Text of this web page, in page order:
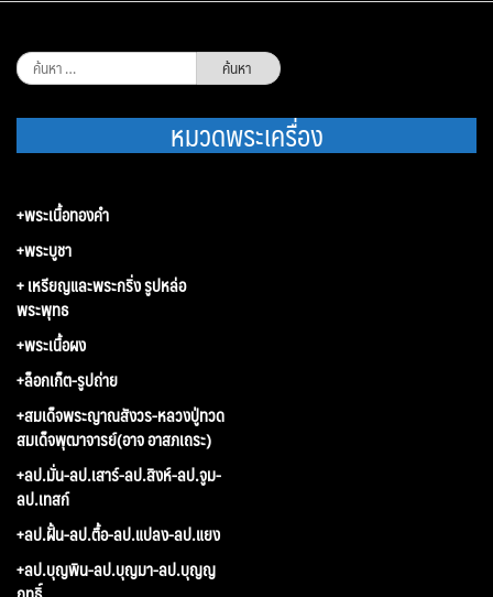
ค้นหา
สำหรับ:
หมวดพระเครื่อง
+พระเนื้อทองคำ
+พระบูชา
+ เหรียญและพระกริ่ง รูปหล่อ
พระพุทธ
+พระเนื้อผง
+ล็อกเก็ต-รูปถ่าย
+สมเด็จพระญาณสังวร-หลวงปู่ทวด
สมเด็จพุฒาจารย์(อาจ อาสภเถระ)
+ลป.มั่น-ลป.เสาร์-ลป.สิงห์-ลป.จูม-
ลป.เทสก์
+ลป.ฝั้น-ลป.ตื้อ-ลป.แปลง-ลป.แยง
+ลป.บุญพิน-ลป.บุญมา-ลป.บุญญ